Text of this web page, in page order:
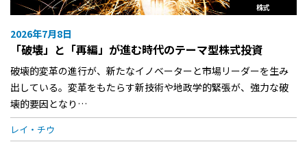
株式
2026年7月8日
「破壊」と「再編」が進む時代のテーマ型株式投資
破壊的変革の進行が、新たなイノベーターと市場リーダーを生み
出している。変革をもたらす新技術や地政学的緊張が、強力な破
壊的要因となり…
レイ・チウ